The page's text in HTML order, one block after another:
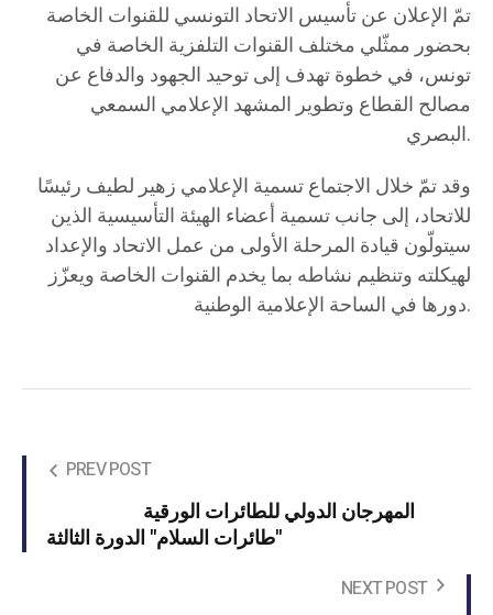
تمّ الإعلان عن تأسيس الاتحاد التونسي للقنوات الخاصة
بحضور ممثّلي مختلف القنوات التلفزية الخاصة في
تونس، في خطوة تهدف إلى توحيد الجهود والدفاع عن
مصالح القطاع وتطوير المشهد الإعلامي السمعي
البصري.
وقد تمّ خلال الاجتماع تسمية الإعلامي زهير لطيف رئيسًا
للاتحاد، إلى جانب تسمية أعضاء الهيئة التأسيسية الذين
سيتولّون قيادة المرحلة الأولى من عمل الاتحاد والإعداد
لهيكلته وتنظيم نشاطه بما يخدم القنوات الخاصة ويعزّز
دورها في الساحة الإعلامية الوطنية.
PREV POST
المهرجان الدولي للطائرات الورقية
"طائرات السلام" الدورة الثالثة
NEXT POST